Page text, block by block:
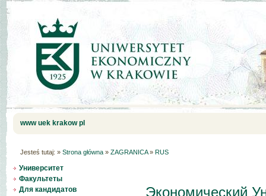
www uek krakow pl
Jesteś tutaj: » Strona główna » ZAGRANICA » RUS
Университет
Факультеты
Для кандидaтoв
Экономический